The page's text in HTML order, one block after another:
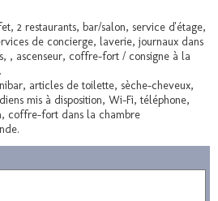
2 restaurants, bar/salon, service d'étage,
de concierge, laverie, journaux dans
, ascenseur, coffre-fort / consigne à la
articles de toilette, sèche-cheveux,
mis à disposition, Wi-Fi, téléphone,
coffre-fort dans la chambre